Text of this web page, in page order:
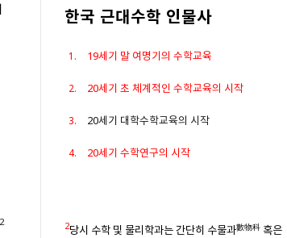
한국 근대수학 인물사
19세기 말 여명기의 수학교육
20세기 초 체계적인 수학교육의 시작
20세기 대학수학교육의 시작
20세기 수학연구의 시작
2당시 수학 및 물리학과는 간단히 수물과數物科 혹은
2